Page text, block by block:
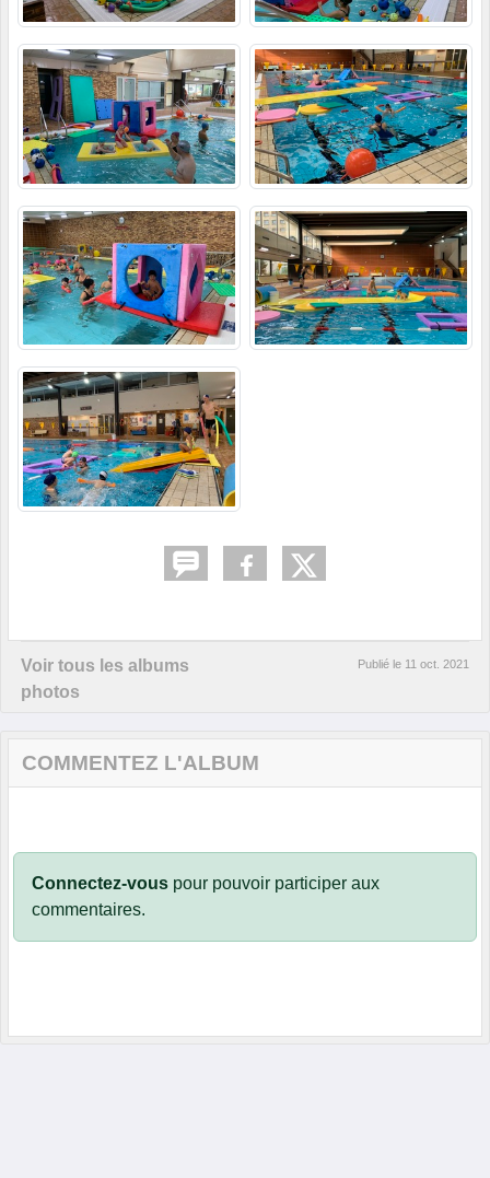
Voir tous les albums
photos
Publié le 11 oct. 2021
COMMENTEZ L'ALBUM
Connectez-vous pour pouvoir participer aux
commentaires.